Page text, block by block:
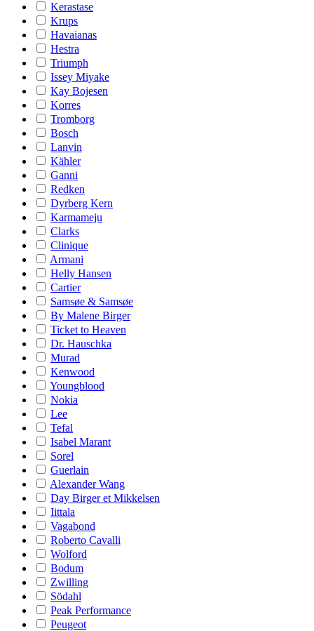
Kerastase
Krups
Havaianas
Hestra
Triumph
Issey Miyake
Kay Bojesen
Korres
Tromborg
Bosch
Lanvin
Kähler
Ganni
Redken
Dyrberg Kern
Karmameju
Clarks
Clinique
Armani
Helly Hansen
Cartier
Samsøe & Samsøe
By Malene Birger
Ticket to Heaven
Dr. Hauschka
Murad
Kenwood
Youngblood
Nokia
Lee
Tefal
Isabel Marant
Sorel
Guerlain
Alexander Wang
Day Birger et Mikkelsen
Iittala
Vagabond
Roberto Cavalli
Wolford
Bodum
Zwilling
Södahl
Peak Performance
Peugeot